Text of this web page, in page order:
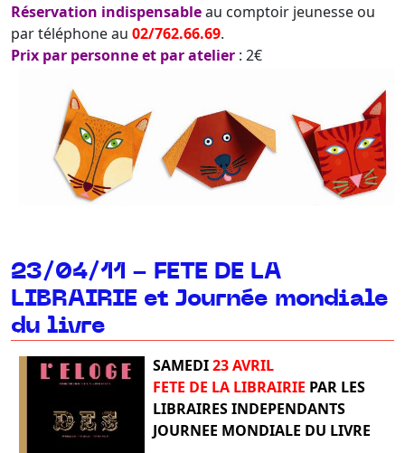
Réservation indispensableau comptoir jeunesse ou
par téléphone au 02/762.66.69.
Prix par personne et par atelier : 2€
23/04/11 - FETE DE LA
LIBRAIRIE et Journée mondiale
du livre
SAMEDI23 AVRIL
FETE DE LA LIBRAIRIE PAR LES
LIBRAIRES INDEPENDANTS
JOURNEE MONDIALE DU LIVRE